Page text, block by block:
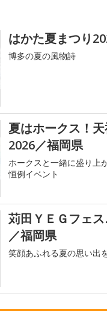
はかた夏まつり
博多の夏の風物詩
夏はホークス！
2026／福岡県
ホークスと一緒に盛り上
恒例イベント
苅田ＹＥＧフェ
／福岡県
笑顔あふれる夏の思い出